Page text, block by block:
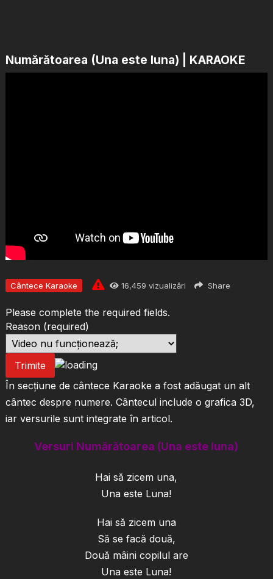
Numărătoarea (Una este luna) | KARAOKE
Cântece Karaoke 16,459 vizualizări Share
Please complete the required fields.
Reason (required)
Trimite
În secțiune de cântece Karaoke a fost adăugat un alt
cântec despre numere. Cântecul include o grafica 3D,
iar versurile sunt integrate în articol.
Versuri Numărătoarea (Una este luna)
Hai să zicem una,
Una este Luna!
Hai să zicem una
Să se facă două,
Două mâini copilul are
Una este Luna!